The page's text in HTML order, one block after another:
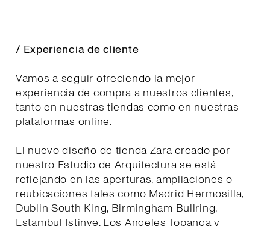
/ Experiencia de cliente
Vamos a seguir ofreciendo la mejor
experiencia de compra a nuestros clientes,
tanto en nuestras tiendas como en nuestras
plataformas online.
El nuevo diseño de tienda Zara creado por
nuestro Estudio de Arquitectura se está
reflejando en las aperturas, ampliaciones o
reubicaciones tales como Madrid Hermosilla,
Dublin South King, Birmingham Bullring,
Estambul Istinye, Los Angeles Topanga y